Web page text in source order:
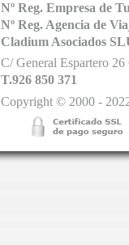
Nº Reg. Empresa de
Nº Reg. Agencia de
Cladium Asociados
C/ General Espartero
T.926 850 371
Copyright © 2000 -